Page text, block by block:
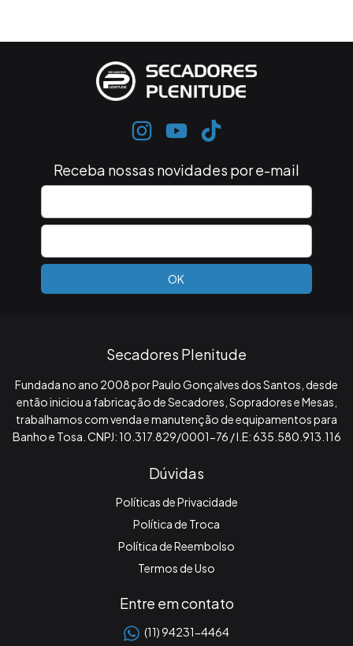
Receba nossas novidades por e-mail
Secadores Plenitude
Fundada no ano 2008 por Paulo Gonçalves dos Santos, desde
então iniciou a fabricação de Secadores, Sopradores e Mesas,
trabalhamos com venda e manutenção de equipamentos para
Banho e Tosa. CNPJ: 10.317.829/0001-76 / I.E: 635.580.913.116
Dúvidas
Políticas de Privacidade
Política de Troca
Política de Reembolso
Termos de Uso
Entre em contato
(11) 94231-4464